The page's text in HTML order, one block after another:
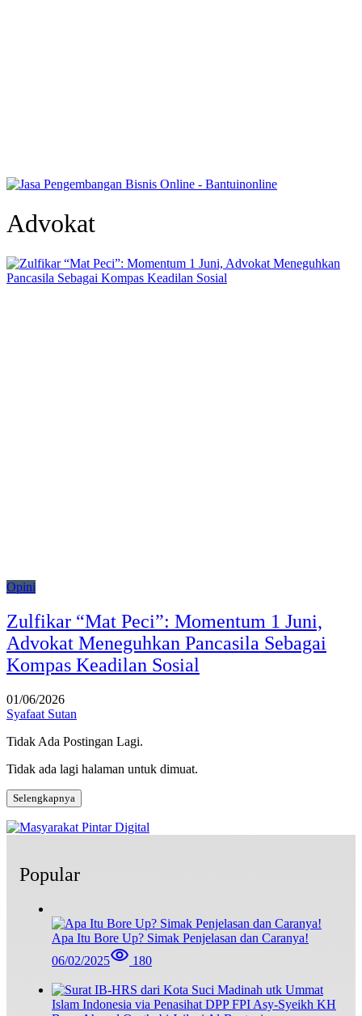
Advokat
Opini
Zulfikar “Mat Peci”: Momentum 1 Juni,
Advokat Meneguhkan Pancasila Sebagai
Kompas Keadilan Sosial
01/06/2026
Syafaat Sutan
Tidak Ada Postingan Lagi.
Tidak ada lagi halaman untuk dimuat.
Selengkapnya
Popular
Apa Itu Bore Up? Simak Penjelasan dan Caranya!
06/02/2025
180